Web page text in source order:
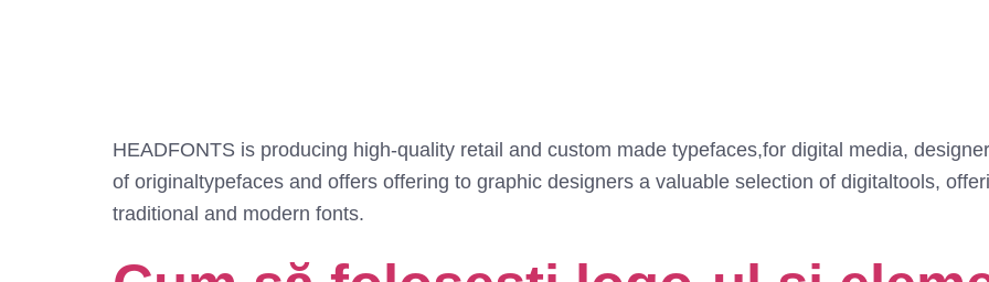
HEADFONTS is producing high-quality retail and custom made typefaces,for digital media,
of originaltypefaces and offers offering to graphic designers a valuable selection of digitaltools,
traditional and modern fonts.